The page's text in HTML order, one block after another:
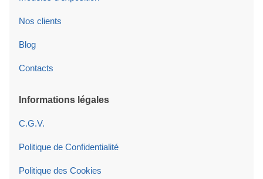
Nos clients
Blog
Contacts
Informations légales
C.G.V.
Politique de Confidentialité
Politique des Cookies